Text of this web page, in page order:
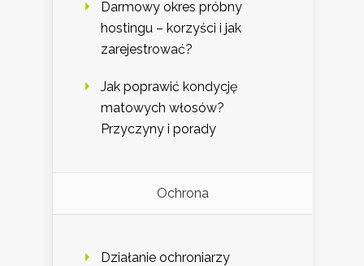
Darmowy okres próbny
hostingu – korzyści i jak
zarejestrować?
Jak poprawić kondycję
matowych włosów?
Przyczyny i porady
Ochrona
Działanie ochroniarzy